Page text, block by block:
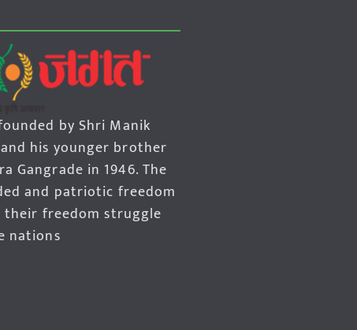
by Shri Manik
his younger brother
Gangrade in 1946. The
and patriotic freedom
freedom struggle
nations